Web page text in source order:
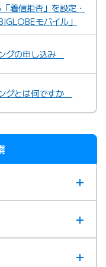
着信拒否」を設定・
モバイル」
グの申し込み
グとは何ですか